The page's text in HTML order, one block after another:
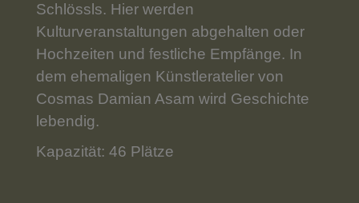
Schlössls. Hier werden
Kulturveranstaltungen abgehalten oder
Hochzeiten und festliche Empfänge. In
dem ehemaligen Künstleratelier von
Cosmas Damian Asam wird Geschichte
lebendig.
Kapazität: 46 Plätze